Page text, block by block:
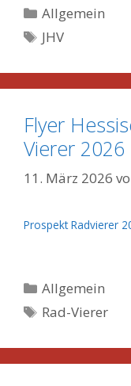
Kategorien
Allgemein
Schlagwörter
JHV
Flyer
Vierer 2026
11. März 2026
Prospekt Radvierer
Kategorien
Allgemein
Schlagwörter
Rad-Vierer